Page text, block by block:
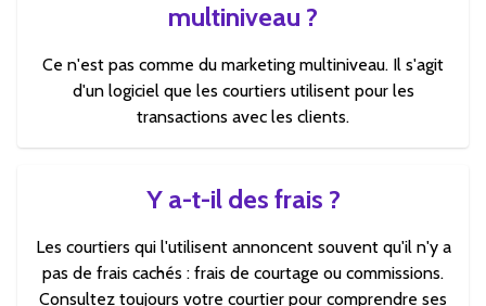
multiniveau ?
Ce n'est pas comme du marketing multiniveau. Il s'agit
d'un logiciel que les courtiers utilisent pour les
transactions avec les clients.
Y a-t-il des frais ?
Les courtiers qui l'utilisent annoncent souvent qu'il n'y a
pas de frais cachés : frais de courtage ou commissions.
Consultez toujours votre courtier pour comprendre ses